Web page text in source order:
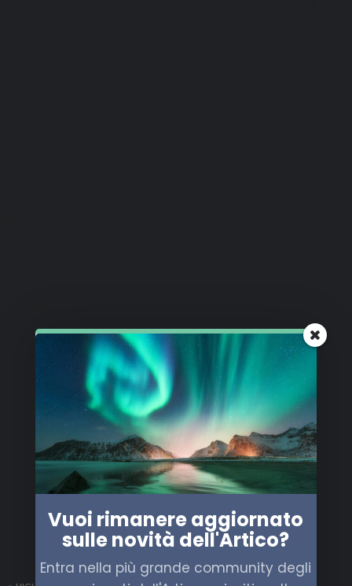
Vuoi rimanere aggiornato
sulle novità dell'Artico?
Entra nella più grande community degli